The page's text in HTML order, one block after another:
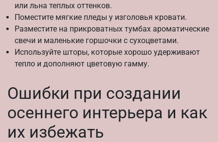
или льна теплых оттенков.
Поместите мягкие пледы у изголовья кровати.
Разместите на прикроватных тумбах ароматические
свечи и маленькие горшочки с сухоцветами.
Используйте шторы, которые хорошо удерживают
тепло и дополняют цветовую гамму.
Ошибки при создании
осеннего интерьера и как
их избежать